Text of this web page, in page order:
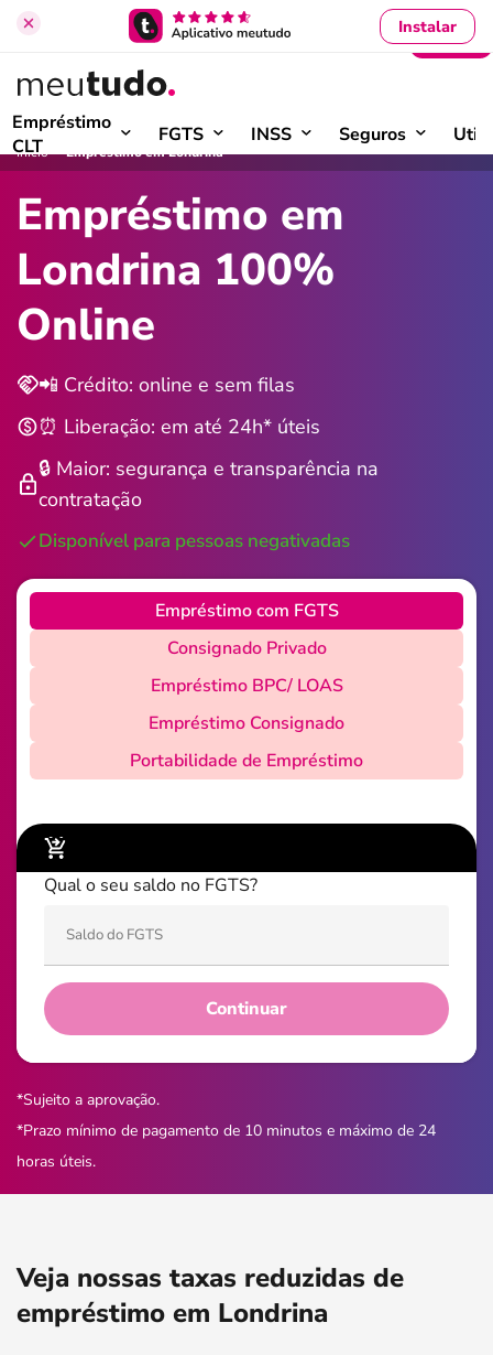
Instalar
Empréstimo
CLT
FGTS INSS Seguros
Entrar
Início Empréstimo em Londrina
Empréstimo em
Londrina 100%
Online
📲 Crédito: online e sem filas
⏰ Liberação: em até 24h* úteis
🔒 Maior: segurança e transparência na
contratação
Disponível para pessoas negativadas
Empréstimo com FGTS
Consignado Privado
Empréstimo BPC/ LOAS
Empréstimo Consignado
Portabilidade de Empréstimo
Qual o seu saldo no FGTS?
Continuar
*Sujeito a aprovação.
*Prazo mínimo de pagamento de 10 minutos e máximo de 24
horas úteis.
Veja nossas taxas reduzidas de
empréstimo em Londrina